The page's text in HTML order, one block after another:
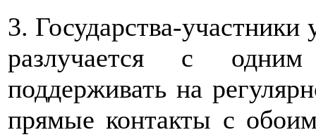
3. Государства-
разлучается с
поддерживать на
прямые контакты с